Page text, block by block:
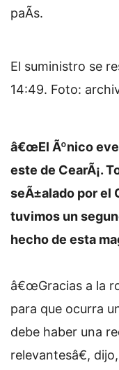
paÃ­s.
El suministro se
14:49. Foto:
â€œEl Ãºnico
este de CearÃ¡.
seÃ±alado por el
tuvimos un
hecho de esta
â€œGracias a la
para que ocurra
debe haber una
relevantesâ€,